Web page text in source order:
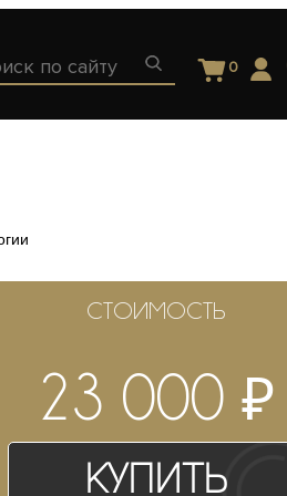
0
СТОИМОСТЬ
23 000₽
Купить